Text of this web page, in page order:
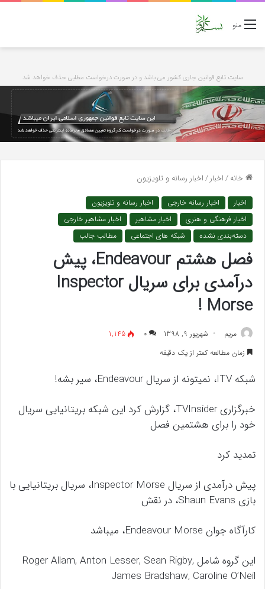
منو
سایت تابع قوانین جاری کشور می باشد و در صورت درخواست مطلبی حذف خواهد شد
خانه/اخبار/اخبار رسانه و تلویزیون
اخبار اخبار رسانه خارجی
اخبار رسانه و تلویزیون
اخبار فرهنگی و هنری
اخبار مشاهیر
اخبار مشاهیر خارجی
دسته‌بندی نشده
شبکه های اجتماعی مطالب جالب
فصل هشتم Endeavour، پیش
درآمدی برای سریال Inspector
Morse !
مريم شهریور 9, 1398 ۰
1,145
زمان مطالعه کمتر از یک دقیقه
شبکه ITV، نمیتونه از سریال Endeavour، سیر بشه!
خبرگزاری TVInsider، گزارش کرد این شبکه بریتانیایی سریال
خود را برای هشتمین فصل
تمدید کرد
پیش درآمدی از سریال Inspector Morse، سریال بریتانیایی با
بازی Shaun Evans، در نقش
کارآگاه جوان Endeavour Morse، میباشد
این گروه شامل Roger Allam, Anton Lesser, Sean Rigby,
James Bradshaw, Caroline O’Neil